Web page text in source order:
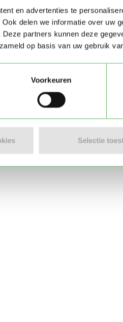
en advertenties te
delen we informatie over uw
partners kunnen deze
op basis van uw gebruik
Voorkeuren
Selectie